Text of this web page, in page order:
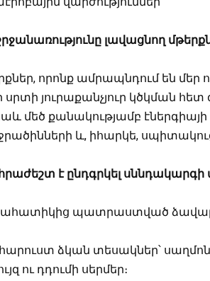
լավացնող
որոնք ամրապնդում են մեր
յուրաքանչյուր կծկման հետ
մեծ քանակությամբ
և, իհարկե,
է ընդգրկել սննդակարգի
պատրաստված
ձկան տեսակներ՝
ու դդումի սերմեր։